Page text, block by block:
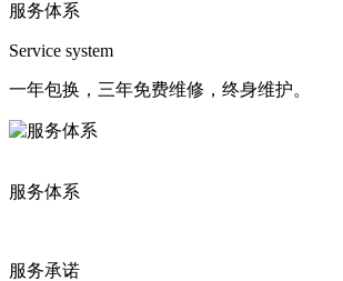
服务体系
Service system
一年包换，三年免费维修，终身维护。
服务体系
服务承诺